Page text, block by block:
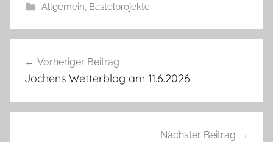
Allgemein Bastelprojekte
Vorheriger Beitrag
Jochens Wetterblog am 11.6.2026
Nächster Beitrag